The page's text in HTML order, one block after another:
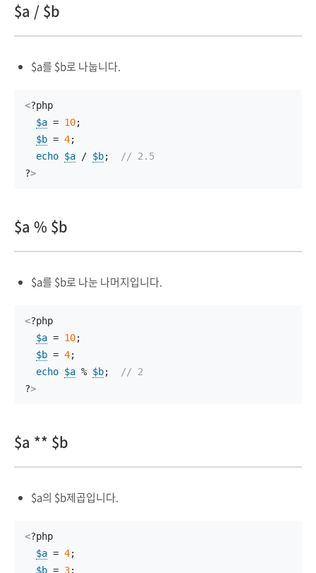
$a / $b
$a를 $b로 나눕니다.
<?php
$a = 10;
$b = 4;
echo $a / $b;
// 2.5
?>
$a % $b
$a를 $b로 나눈 나머지입니다.
<?php
$a = 10;
$b = 4;
echo $a % $b;
// 2
?>
$a ** $b
$a의 $b제곱입니다.
<?php
$a = 4;
$b = 3;